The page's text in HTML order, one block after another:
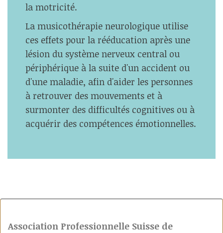
la motricité.
La musicothérapie neurologique utilise
ces effets pour la rééducation après une
lésion du système nerveux central ou
périphérique à la suite d'un accident ou
d'une maladie, afin d'aider les personnes
à retrouver des mouvements et à
surmonter des difficultés cognitives ou à
acquérir des compétences émotionnelles.
Association Professionnelle Suisse de